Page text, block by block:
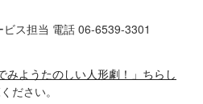
ス担当 電話 06-6539-3301
みようたのしい人形劇！」ちらし
ださい。